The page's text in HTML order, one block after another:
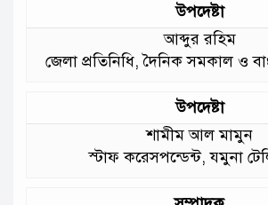
আমাদের চার পাশে
গড়ে উঠছে মাদ্রাসা
:মুক্তিযুদ্ধ বিষয়কমন্ত্রী
উপদেষ্টা
আব্দুর রহিম
জেলা প্রতিনিধি, দৈনিক সমকাল ও
উপদেষ্টা
শামীম আল মামুন
স্টাফ করেসপন্ডেন্ট, যমুনা